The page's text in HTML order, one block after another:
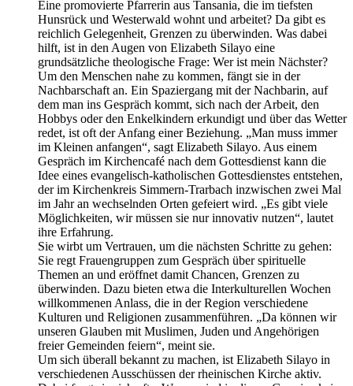
Eine promovierte Pfarrerin aus Tansania, die im tiefsten
Hunsrück und Westerwald wohnt und arbeitet? Da gibt es
reichlich Gelegenheit, Grenzen zu überwinden. Was dabei
hilft, ist in den Augen von Elizabeth Silayo eine
grundsätzliche theologische Frage: Wer ist mein Nächster?
Um den Menschen nahe zu kommen, fängt sie in der
Nachbarschaft an. Ein Spaziergang mit der Nachbarin, auf
dem man ins Gespräch kommt, sich nach der Arbeit, den
Hobbys oder den Enkelkindern erkundigt und über das Wetter
redet, ist oft der Anfang einer Beziehung. „Man muss immer
im Kleinen anfangen“, sagt Elizabeth Silayo. Aus einem
Gespräch im Kirchencafé nach dem Gottesdienst kann die
Idee eines evangelisch-katholischen Gottesdienstes entstehen,
der im Kirchenkreis Simmern-Trarbach inzwischen zwei Mal
im Jahr an wechselnden Orten gefeiert wird. „Es gibt viele
Möglichkeiten, wir müssen sie nur innovativ nutzen“, lautet
ihre Erfahrung.
Sie wirbt um Vertrauen, um die nächsten Schritte zu gehen:
Sie regt Frauengruppen zum Gespräch über spirituelle
Themen an und eröffnet damit Chancen, Grenzen zu
überwinden. Dazu bieten etwa die Interkulturellen Wochen
willkommenen Anlass, die in der Region verschiedene
Kulturen und Religionen zusammenführen. „Da können wir
unseren Glauben mit Muslimen, Juden und Angehörigen
freier Gemeinden feiern“, meint sie.
Um sich überall bekannt zu machen, ist Elizabeth Silayo in
verschiedenen Ausschüssen der rheinischen Kirche aktiv.